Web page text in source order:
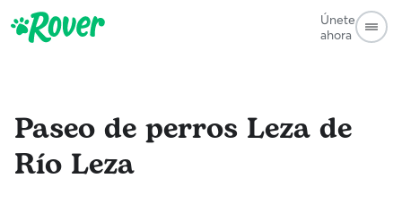
Únete
ahora
Paseo de perros Leza de
Río Leza